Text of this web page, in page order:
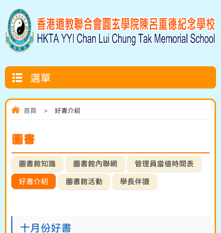
選單
首頁 > 好書介紹
圖書
圖書館知識 圖書館內聯網 管理員當值時間表
好書介紹 圖書館活動 學長伴讀
十月份好書